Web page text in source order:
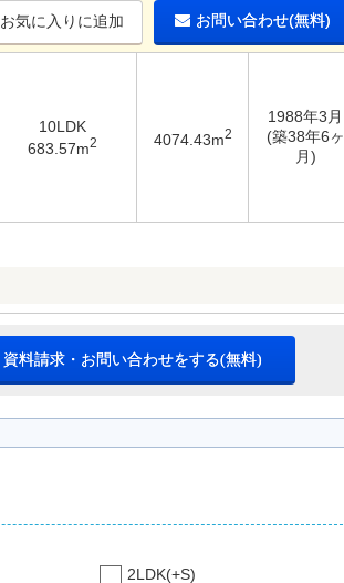
お気に入りに追加 お問い合わせ(無料)
10LDK
683.57m2 4074.43m2
1988年3月
(築38年6ヶ
月)
資料請求・お問い合わせをする(無料)
2LDK(+S)